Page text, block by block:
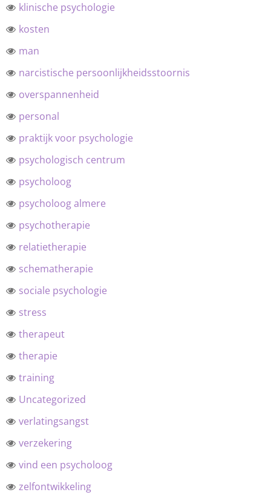
klinische psychologie
kosten
man
narcistische persoonlijkheidsstoornis
overspannenheid
personal
praktijk voor psychologie
psychologisch centrum
psycholoog
psycholoog almere
psychotherapie
relatietherapie
schematherapie
sociale psychologie
stress
therapeut
therapie
training
Uncategorized
verlatingsangst
verzekering
vind een psycholoog
zelfontwikkeling